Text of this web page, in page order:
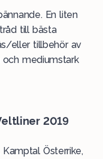
En liten
till bästa
eller tillbehör av
mediumstark
2019
Österrike,